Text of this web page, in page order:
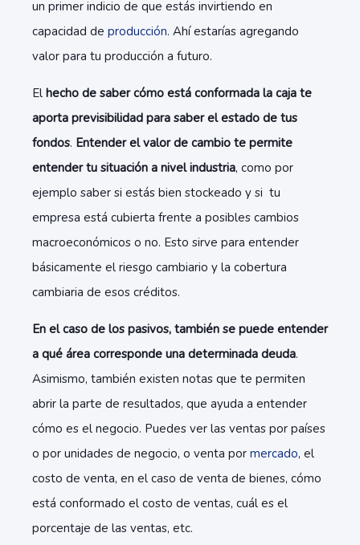
un primer indicio de que estás invirtiendo en
capacidad de producción. Ahí estarías agregando
valor para tu producción a futuro.
El hecho de saber cómo está conformada la caja te
aporta previsibilidad para saber el estado de tus
fondos. Entender el valor de cambio te permite
entender tu situación a nivel industria, como por
ejemplo saber si estás bien stockeado y si tu
empresa está cubierta frente a posibles cambios
macroeconómicos o no. Esto sirve para entender
básicamente el riesgo cambiario y la cobertura
cambiaria de esos créditos.
En el caso de los pasivos, también se puede entender
a qué área corresponde una determinada deuda.
Asimismo, también existen notas que te permiten
abrir la parte de resultados, que ayuda a entender
cómo es el negocio. Puedes ver las ventas por países
o por unidades de negocio, o venta por mercado, el
costo de venta, en el caso de venta de bienes, cómo
está conformado el costo de ventas, cuál es el
porcentaje de las ventas, etc.